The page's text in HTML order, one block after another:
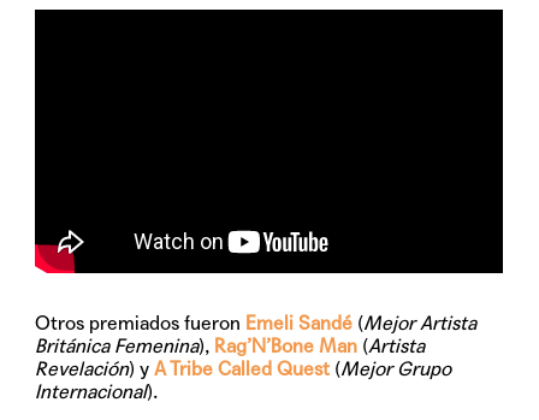
Otros premiados fueron Emeli Sandé (Mejor Artista
Británica Femenina), Rag’N’Bone Man (Artista
Revelación) yA Tribe Called Quest (Mejor Grupo
Internacional).